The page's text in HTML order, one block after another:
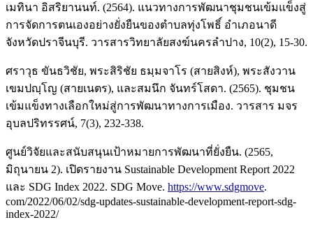
เมทินา อิสริยานนท์. (2564). แนวทางการพัฒนาชุมชนเข้มแข็งสู่
การจัดการตนเองอย่างยั่งยืนของตำบลทุ่งโพธิ์ อำเภอนาดี
จังหวัดปราจีนบุรี. วารสารวิทยาลัยสงฆ์นครลำปาง, 10(2), 15-30.
ศราวุธ ขันธวิชัย, พระสิริชัย ธมฺมจาโร (สายสิงห์), พระสังวาน
เขมปญฺโญ (สายเนตร), และสมนึก จันทร์โสดา. (2565). ชุมชน
เข้มแข็งทางเลือกใหม่สู่การพัฒนาทางการเมือง. วารสาร มจร
อุบลปริทรรศน์, 7(3), 232-338.
ศูนย์วิจัยและสนับสนุนเป้าหมายการพัฒนาที่ยั่งยืน. (2565,
มิถุนายน 2). เปิดรายงาน Sustainable Development Report 2022
และ SDG Index 2022. SDG Move. https://www.sdgmove.
com/2022/06/02/sdg-updates-sustainable-development-report-sdg-
index-2022/